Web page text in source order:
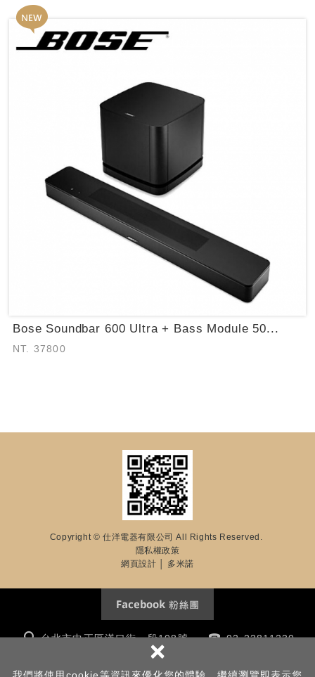
×
Bose Soundbar 600 Ultra + Bass Module 50...
NT. 37800
Copyright © 仕洋電器有限公司 All Rights Reserved.
隱私權政策
網頁設計 │ 多米諾
台北市中正區漢口街一段108號
02-23811230
m8117kk@yahoo.com.tw